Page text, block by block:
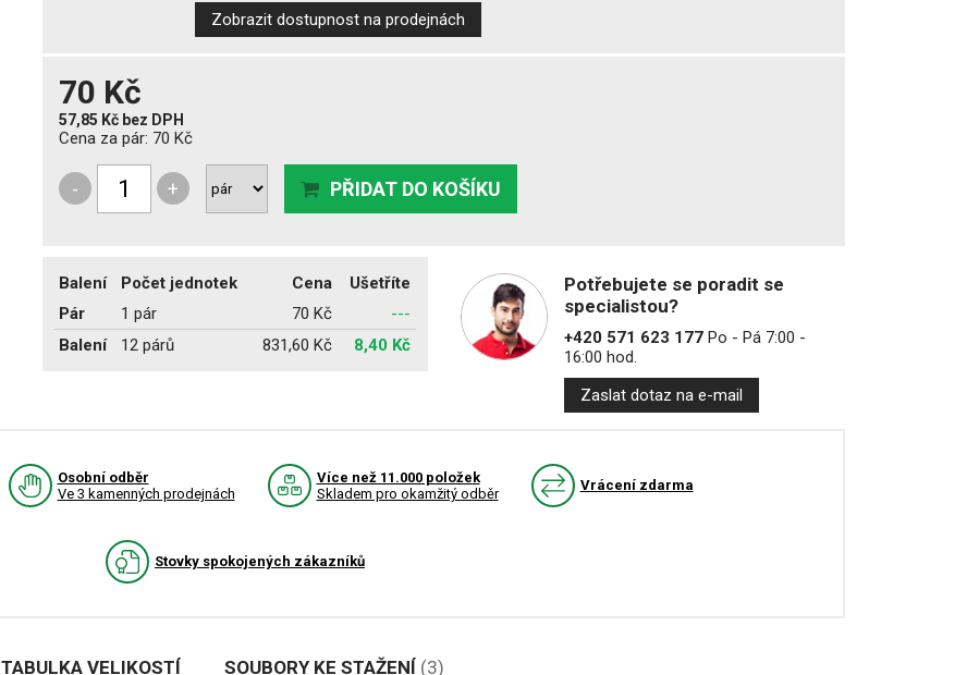
Zobrazit dostupnost na prodejnách
70 Kč
57,85 Kč bez DPH
Cena za pár: 70 Kč
- + PŘIDAT DO KOŠÍKU
Balení Počet jednotek Cena
Ušetříte
Pár
1 pár 70 Kč
---
Balení
12 párů 831,60 Kč 8,40 Kč
Potřebujete se poradit se
specialistou?
+420 571 623 177Po - Pá 7:00 -
16:00 hod.
Zaslat dotaz na e-mail
Osobní odběr
Ve 3 kamenných prodejnách
Více než 11.000 položek
Skladem pro okamžitý odběr
Vrácení zdarma
Stovky spokojených zákazníků
TABULKA VELIKOSTÍ SOUBORY KE STAŽENÍ (3)